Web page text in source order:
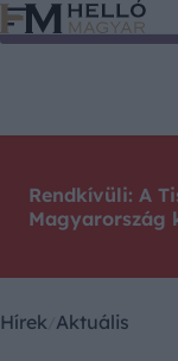
Ugrás a tartalomra
Rendkívüli: A
Magyarország
Hírek Aktuális